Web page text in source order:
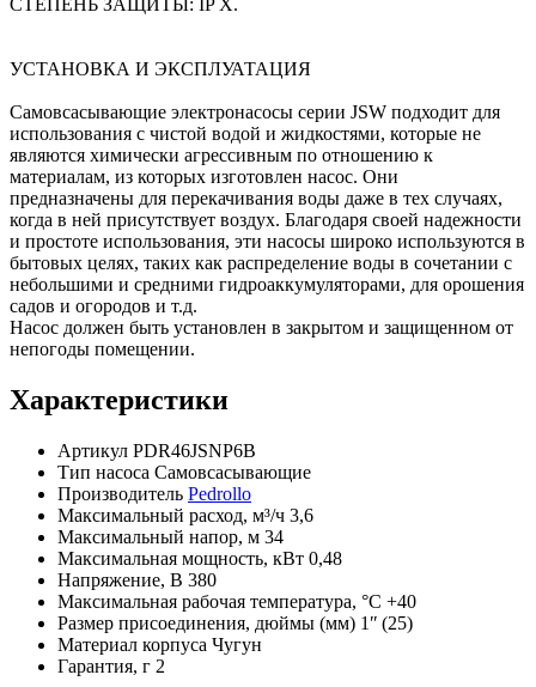
СТЕПЕНЬ ЗАЩИТЫ: IP X.
УСТАНОВКА И ЭКСПЛУАТАЦИЯ
Самовсасывающие электронасосы серии JSW подходит для
использования с чистой водой и жидкостями, которые не
являются химически агрессивным по отношению к
материалам, из которых изготовлен насос. Они
предназначены для перекачивания воды даже в тех случаях,
когда в ней присутствует воздух. Благодаря своей надежности
и простоте использования, эти насосы широко используются в
бытовых целях, таких как распределение воды в сочетании с
небольшими и средними гидроаккумуляторами, для орошения
садов и огородов и т.д.
Насос должен быть установлен в закрытом и защищенном от
непогоды помещении.
Характеристики
Артикул PDR46JSNP6B
Тип насоса Самовсасывающие
Производитель Pedrollo
Максимальный расход, м³/ч 3,6
Максимальный напор, м 34
Максимальная мощность, кВт 0,48
Напряжение, В 380
Максимальная рабочая температура, °С +40
Размер присоединения, дюймы (мм) 1ʺ (25)
Материал корпуса Чугун
Гарантия, г 2